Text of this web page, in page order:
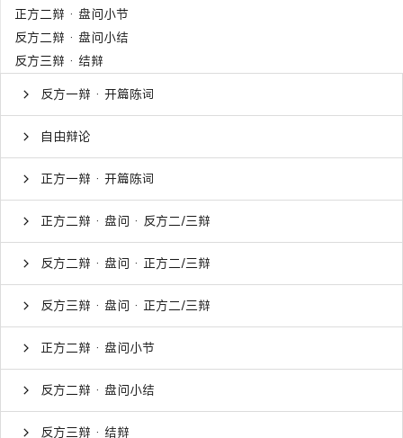
正方二辩 · 盘问小节
反方二辩 · 盘问小结
反方三辩 · 结辩
反方一辩 · 开篇陈词
自由辩论
正方一辩 · 开篇陈词
正方二辩 · 盘问 · 反方二/三辩
反方二辩 · 盘问 · 正方二/三辩
反方三辩 · 盘问 · 正方二/三辩
正方二辩 · 盘问小节
反方二辩 · 盘问小结
反方三辩 · 结辩